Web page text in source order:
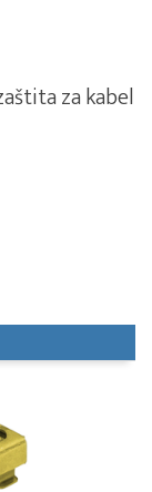
za kabel